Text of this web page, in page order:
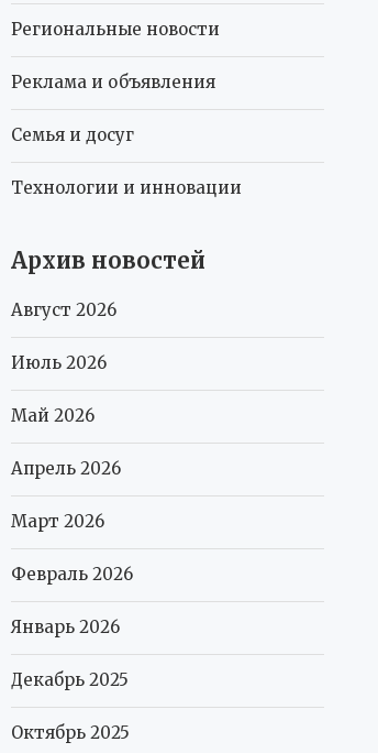
Региональные новости
Реклама и объявления
Семья и досуг
Технологии и инновации
Архив новостей
Август 2026
Июль 2026
Май 2026
Апрель 2026
Март 2026
Февраль 2026
Январь 2026
Декабрь 2025
Октябрь 2025